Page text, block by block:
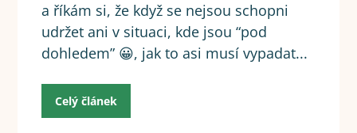
a říkám si, že když se nejsou schopni
udržet ani v situaci, kde jsou “pod
dohledem” 😀, jak to asi musí vypadat...
Celý článek